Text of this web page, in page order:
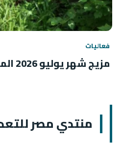
فعاليات
مزيج شهر يوليو 2026 الموسيقي
منتدي مصر